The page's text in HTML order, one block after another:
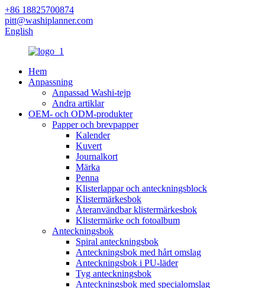
+86 18825700874
pitt@washiplanner.com
English
Hem
Anpassning
Anpassad Washi-tejp
Andra artiklar
OEM- och ODM-produkter
Papper och brevpapper
Kalender
Kuvert
Journalkort
Märka
Penna
Klisterlappar och anteckningsblock
Klistermärkesbok
Återanvändbar klistermärkesbok
Klistermärke och fotoalbum
Anteckningsbok
Spiral anteckningsbok
Anteckningsbok med hårt omslag
Anteckningsbok i PU-läder
Tyg anteckningsbok
Anteckningsbok med specialomslag